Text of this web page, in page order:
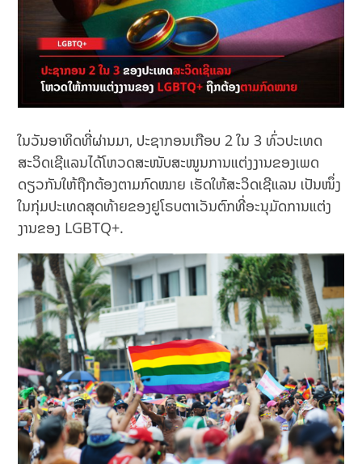
ໃນວັນອາທິດທີ່ຜ່ານມາ, ປະຊາກອນເກືອບ 2 ໃນ 3 ທົ່ວປະເທດ
ສະວິດເຊີແລນໄດ້ໂຫວດສະໜັບສະໜູນການແຕ່ງງານຂອງເພດ
ດຽວກັນໃຫ້ຖືກຕ້ອງຕາມກົດໝາຍ ເຮັດໃຫ້ສະວິດເຊີແລນ ເປັນໜຶ່ງ
ໃນກຸ່ມປະເທດສຸດທ້າຍຂອງຢູໂຣບຕາເວັນຕົກທີ່ອະນຸມັດການແຕ່ງ
ງານຂອງ LGBTQ+.